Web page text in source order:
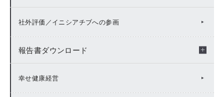
脱炭素社会への貢献トップ
TCFD
生物多様性保全
生物多様性保全トップ
サーキュラーエコノミーに向けた取り組み
キャリア自律支援
D&Iの推進
ESGガバナンス
人権の尊重
ピックアップコンテンツ トップ
社外評価／イニシアチブへの参画
報告書ダウンロード
Value Report
幸せ健康経営